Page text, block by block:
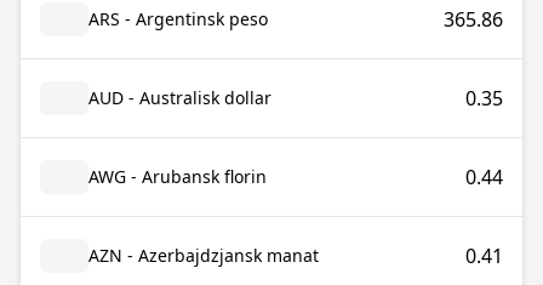
ARS - Argentinsk peso 365.86
AUD - Australisk dollar 0.35
AWG - Arubansk florin 0.44
AZN - Azerbajdzjansk manat 0.41